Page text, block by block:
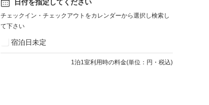
日付を指定してください
チェックイン・チェックアウトをカレンダーから選択し検索し
て下さい
宿泊日未定
1 泊1室利用時の料金(単位：円・税込)